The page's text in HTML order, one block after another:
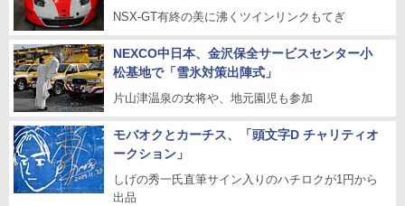
NSX-GT有終の美に沸くツインリンクもてぎ
NEXCO中日本、金沢保全サービスセンター小
松基地で「雪氷対策出陣式」
片山津温泉の女将や、地元園児も参加
モバオクとカーチス、「頭文字D チャリティオ
ークション」
しげの秀一氏直筆サイン入りのハチロクが1円から
出品